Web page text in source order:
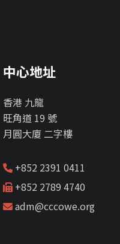
中心地址
香港 九龍
旺角道 19 號
月圓大廈 二字樓
+852 2391 0411
+852 2789 4740
adm@cccowe.org